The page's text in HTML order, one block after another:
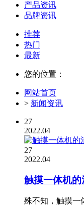
产品资讯
品牌资讯
推荐
热门
最新
您的位置：
网站首页
> 新闻资讯
27
2022.04
27
2022.04
触摸一体机
殊不知，触摸一